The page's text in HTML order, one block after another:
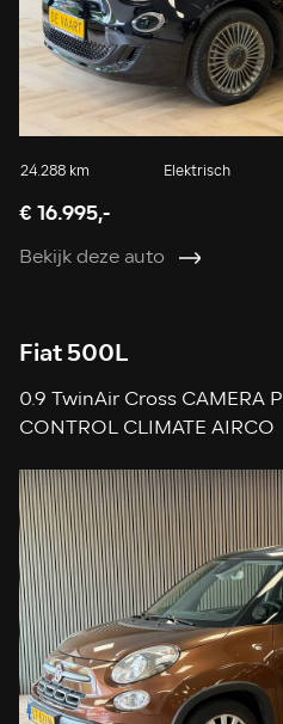
24.288 km Elektrisch
€ 16.995,-
Bekijk deze auto
Fiat 500L
0.9 TwinAir Cross CAMERA
CONTROL CLIMATE AIRCO